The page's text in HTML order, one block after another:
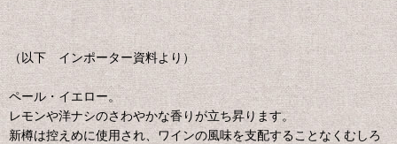
（以下 インポーター資料より）
ペール・イエロー。
レモンや洋ナシのさわやかな香りが立ち昇ります。
新樽は控えめに使用され、ワインの風味を支配することなくむしろ